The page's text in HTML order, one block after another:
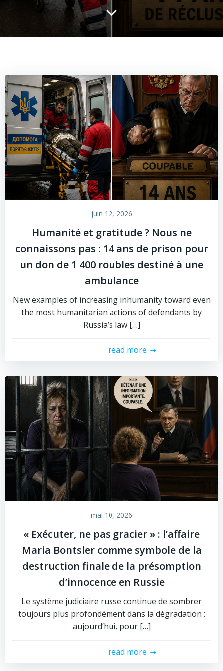
juin 12, 2026
Humanité et gratitude ? Nous ne
connaissons pas : 14 ans de prison pour
un don de 1 400 roubles destiné à une
ambulance
New examples of increasing inhumanity toward even
the most humanitarian actions of defendants by
Russia’s law […]
read more
mai 10, 2026
« Exécuter, ne pas gracier » : l’affaire
Maria Bontsler comme symbole de la
destruction finale de la présomption
d’innocence en Russie
Le système judiciaire russe continue de sombrer
toujours plus profondément dans la dégradation :
aujourd’hui, pour […]
read more